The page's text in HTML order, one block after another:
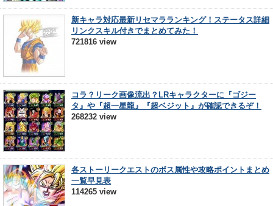
新キャラ対応最新リセマラランキング！ステータス詳細
リンクスキル付きでまとめてみた！
721816 view
コラ？リーク画像流出？LRキャラクターに『ゴジー
タ』や『超一星龍』『超ベジット』が確認できるぞ！
268232 view
各ストーリークエストのボス属性や攻略ポイントまとめ
一覧早見表
114265 view